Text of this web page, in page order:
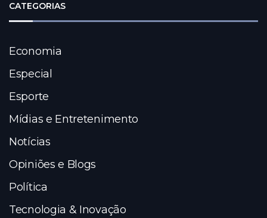
CATEGORIAS
Economia
Especial
Esporte
Mídias e Entretenimento
Notícias
Opiniões e Blogs
Política
Tecnologia & Inovação